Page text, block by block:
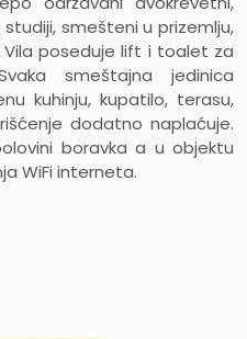
smešteni u prizemlju,
poseduje lift i toalet za
smeštajna jedinica
kuhinju, kupatilo, terasu,
dodatno naplaćuje.
boravka a u objektu
WiFi interneta.